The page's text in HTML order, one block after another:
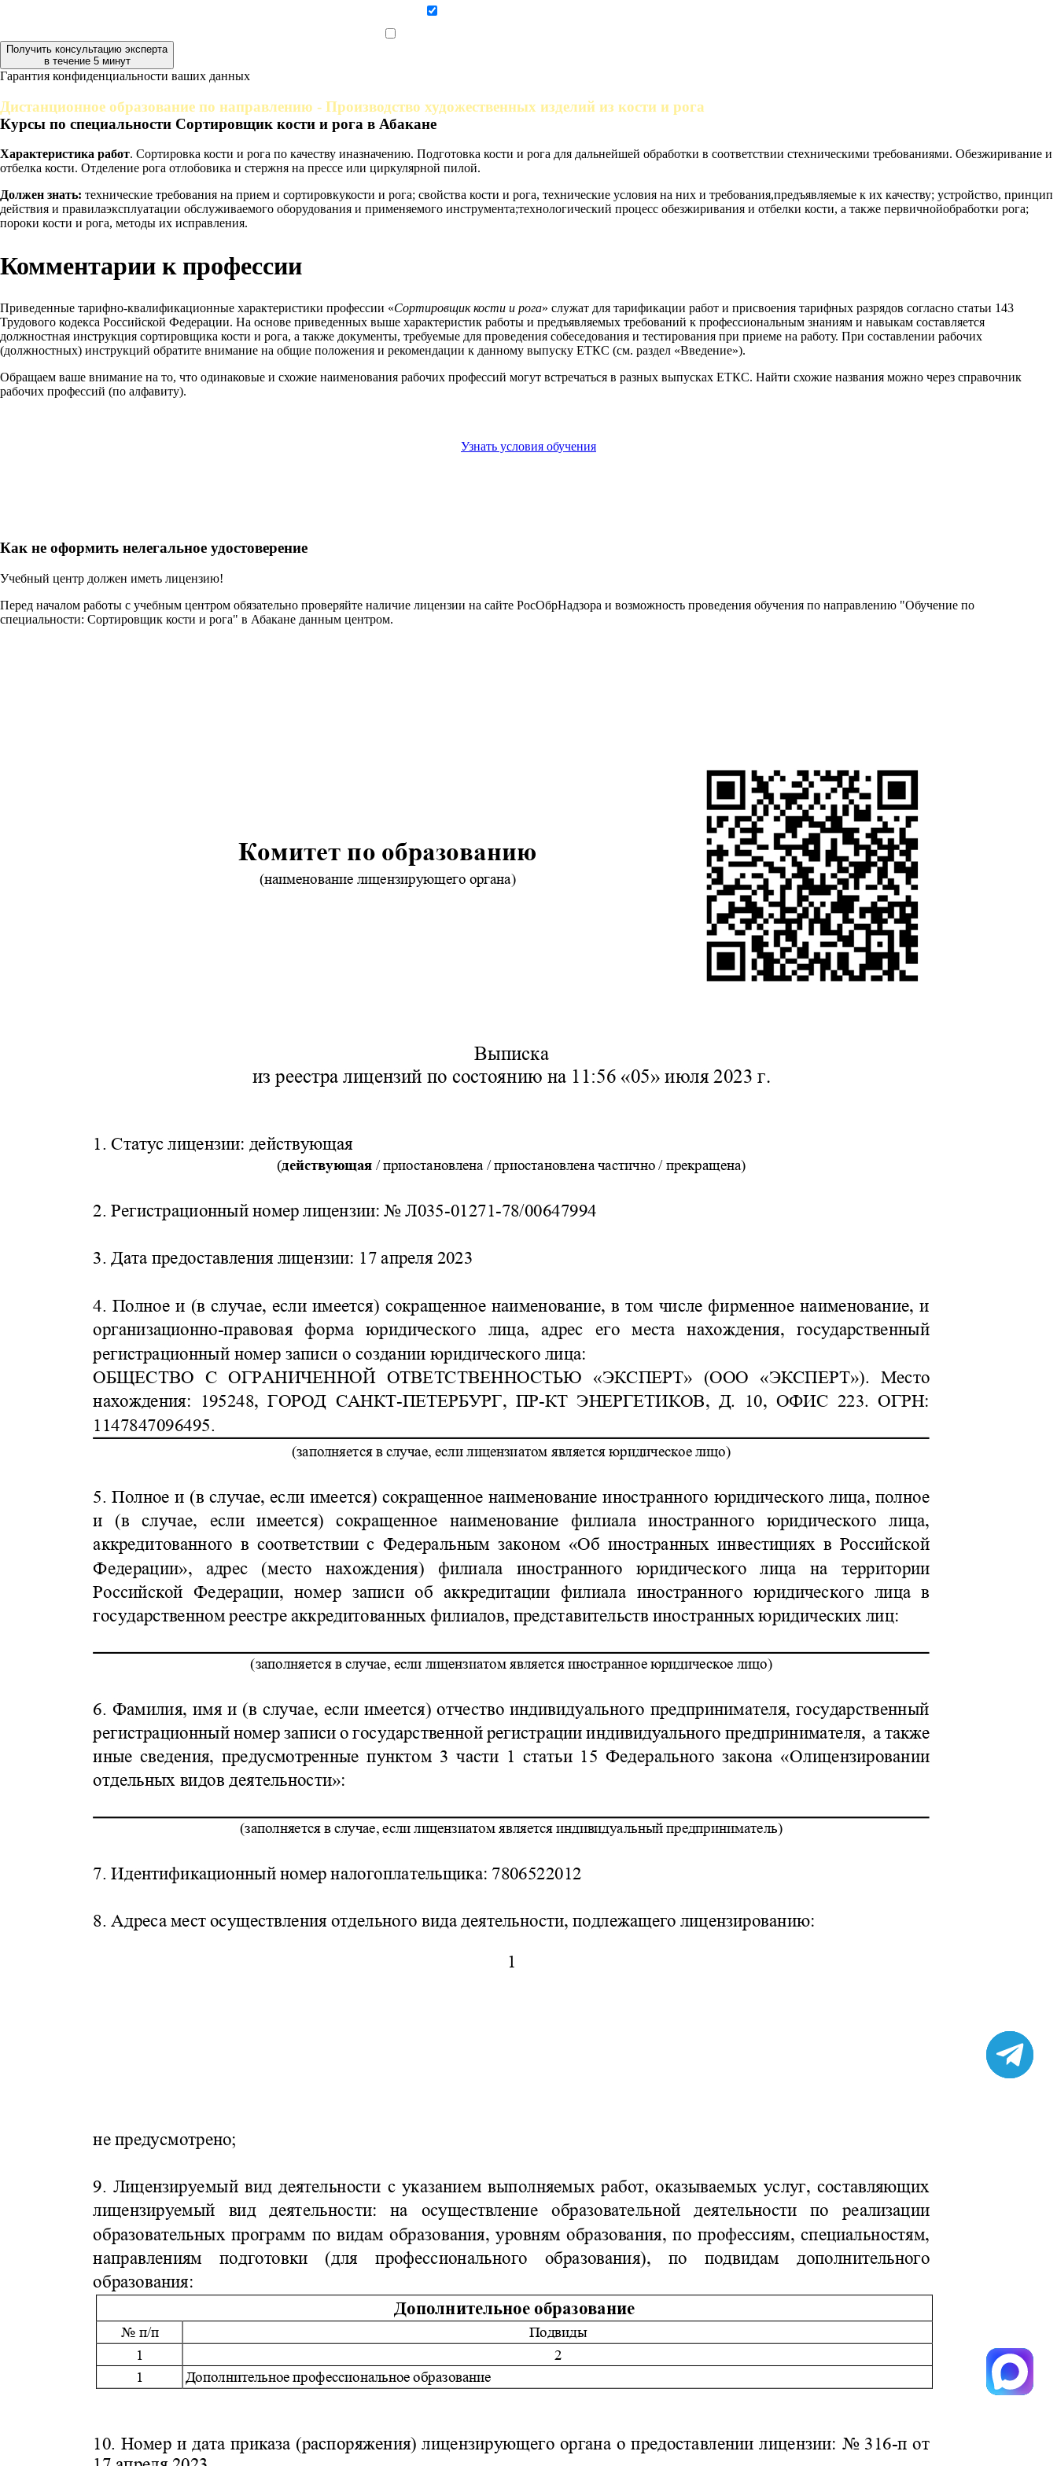
Получить консультацию эксперта
в течение 5 минут
Гарантия конфиденциальности ваших данных
Дистанционное образование по направлению - Производство художественных изделий из кости и рога
Курсы по специальности Сортировщик кости и рога в Абакане
Характеристика работ. Сортировка кости и рога по качеству иназначению. Подготовка кости и рога для дальнейшей обработки в соответствии стехническими требованиями. Обезжиривание и
отбелка кости. Отделение рога отлобовика и стержня на прессе или циркулярной пилой.
Должен знать: технические требования на прием и сортировкукости и рога; свойства кости и рога, технические условия на них и требования,предъявляемые к их качеству; устройство, принцип
действия и правилаэксплуатации обслуживаемого оборудования и применяемого инструмента;технологический процесс обезжиривания и отбелки кости, а также первичнойобработки рога;
пороки кости и рога, методы их исправления.
Комментарии к профессии
Приведенные тарифно-квалификационные характеристики профессии «Сортировщик кости и рога» служат для тарификации работ и присвоения тарифных разрядов согласно статьи 143
Трудового кодекса Российской Федерации. На основе приведенных выше характеристик работы и предъявляемых требований к профессиональным знаниям и навыкам составляется
должностная инструкция сортировщика кости и рога, а также документы, требуемые для проведения собеседования и тестирования при приеме на работу. При составлении рабочих
(должностных) инструкций обратите внимание на общие положения и рекомендации к данному выпуску ЕТКС (см. раздел «Введение»).
Обращаем ваше внимание на то, что одинаковые и схожие наименования рабочих профессий могут встречаться в разных выпусках ЕТКС. Найти схожие названия можно через справочник
рабочих профессий (по алфавиту).
Узнать условия обучения
Как не оформить нелегальное удостоверение
Учебный центр должен иметь лицензию!
Перед началом работы с учебным центром обязательно проверяйте наличие лицензии на сайте РосОбрНадзора и возможность проведения обучения по направлению "Обучение по
специальности: Сортировщик кости и рога" в Абакане данным центром.